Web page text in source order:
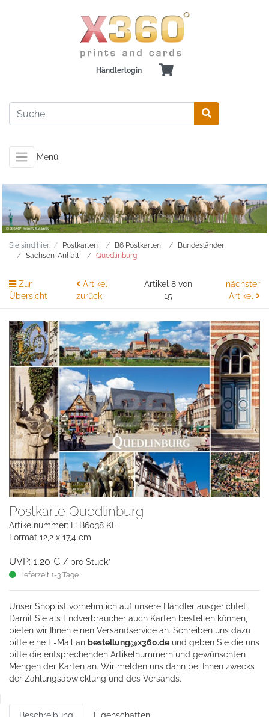
Händlerlogin
Menü
Sie sind hier: Postkarten B6 Postkarten
Bundesländer
Sachsen-Anhalt
Quedlinburg
Zur
Übersicht
Artikel
zurück
Artikel 8 von
15
nächster
Artikel
Postkarte Quedlinburg
Artikelnummer: H B6038 KF
Format 12,2 x 17,4 cm
UVP: 1,20 € / pro Stück*
Lieferzeit 1-3 Tage
Unser Shop ist vornehmlich auf unsere Händler ausgerichtet.
Damit Sie als Endverbraucher auch Karten bestellen können,
bieten wir Ihnen einen Versandservice an. Schreiben uns dazu
bitte eine E-Mail an bestellung@x360.de und geben Sie die uns
bitte die entsprechenden Artikelnummern und gewünschten
Mengen der Karten an. Wir melden uns dann bei Ihnen zwecks
der Zahlungsabwicklung und des Versands.
Beschreibung Eigenschaften